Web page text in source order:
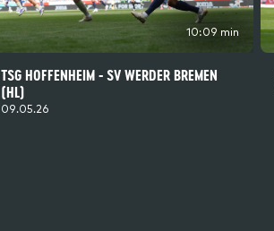
10:09 min
TSG HOFFENHEIM - SV WERDER BREMEN
(HL)
09.05.26